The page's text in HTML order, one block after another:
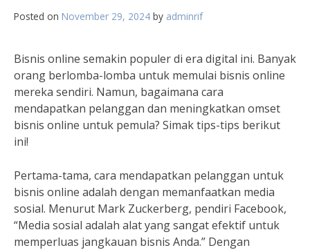
Posted on November 29, 2024 by adminrif
Bisnis online semakin populer di era digital ini. Banyak
orang berlomba-lomba untuk memulai bisnis online
mereka sendiri. Namun, bagaimana cara
mendapatkan pelanggan dan meningkatkan omset
bisnis online untuk pemula? Simak tips-tips berikut
ini!
Pertama-tama, cara mendapatkan pelanggan untuk
bisnis online adalah dengan memanfaatkan media
sosial. Menurut Mark Zuckerberg, pendiri Facebook,
“Media sosial adalah alat yang sangat efektif untuk
memperluas jangkauan bisnis Anda.” Dengan